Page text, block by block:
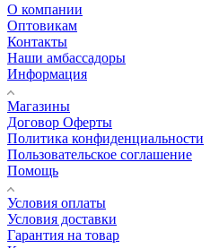
О компании
Оптовикам
Контакты
Наши амбассадоры
Информация
Магазины
Договор Оферты
Политика конфиденциальности
Пользовательское соглашение
Помощь
Условия оплаты
Условия доставки
Гарантия на товар